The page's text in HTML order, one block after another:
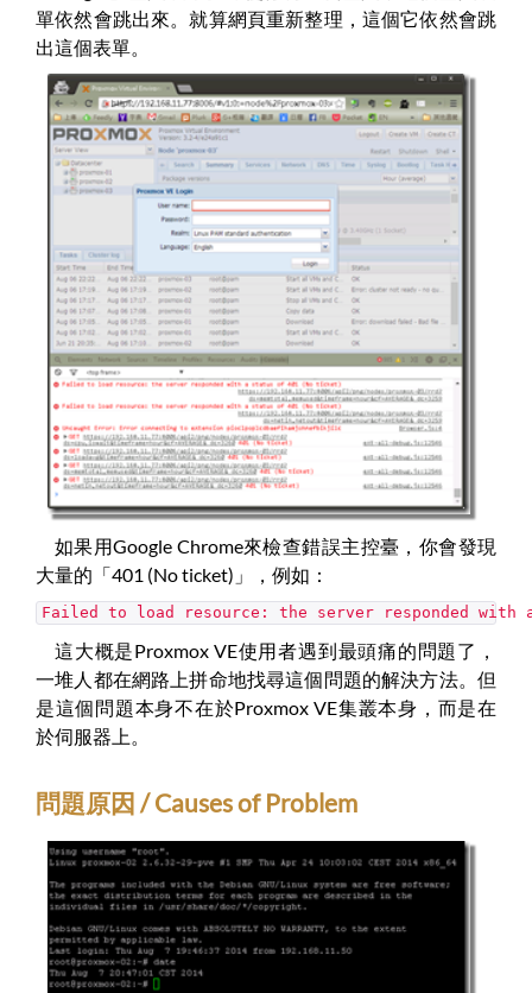
單依然會跳出來。就算網頁重新整理，這個它依然會跳
出這個表單。
如果用Google Chrome來檢查錯誤主控臺，你會發現
大量的「401 (No ticket)」，例如：
Failed to load resource: the server responded
這大概是Proxmox VE使用者遇到最頭痛的問題了，
一堆人都在網路上拼命地找尋這個問題的解決方法。但
是這個問題本身不在於Proxmox VE集叢本身，而是在
於伺服器上。
問題原因 / Causes of Problem